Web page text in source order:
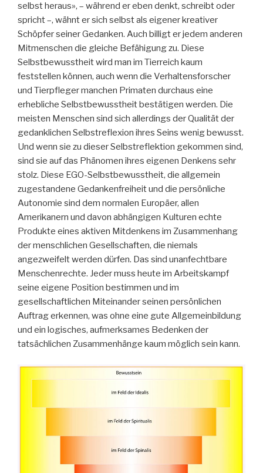
selbst heraus», – während er eben denkt, schreibt oder
spricht –, wähnt er sich selbst als eigener kreativer
Schöpfer seiner Gedanken. Auch billigt er jedem anderen
Mitmenschen die gleiche Befähigung zu. Diese
Selbstbewusstheit wird man im Tierreich kaum
feststellen können, auch wenn die Verhaltensforscher
und Tierpfleger manchen Primaten durchaus eine
erhebliche Selbstbewusstheit bestätigen werden. Die
meisten Menschen sind sich allerdings der Qualität der
gedanklichen Selbstreflexion ihres Seins wenig bewusst.
Und wenn sie zu dieser Selbstreflektion gekommen sind,
sind sie auf das Phänomen ihres eigenen Denkens sehr
stolz. Diese EGO-Selbstbewusstheit, die allgemein
zugestandene Gedankenfreiheit und die persönliche
Autonomie sind dem normalen Europäer, allen
Amerikanern und davon abhängigen Kulturen echte
Produkte eines aktiven Mitdenkens im Zusammenhang
der menschlichen Gesellschaften, die niemals
angezweifelt werden dürfen. Das sind unanfechtbare
Menschenrechte. Jeder muss heute im Arbeitskampf
seine eigene Position bestimmen und im
gesellschaftlichen Miteinander seinen persönlichen
Auftrag erkennen, was ohne eine gute Allgemeinbildung
und ein logisches, aufmerksames Bedenken der
tatsächlichen Zusammenhänge kaum möglich sein kann.